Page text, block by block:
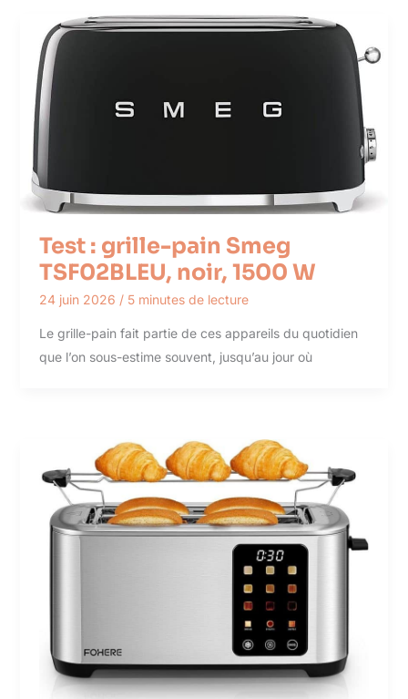
Test : grille-pain Smeg
TSF02BLEU, noir, 1500 W
24 juin 2026 / 5 minutes de lecture
Le grille-pain fait partie de ces appareils du quotidien
que l’on sous-estime souvent, jusqu’au jour où